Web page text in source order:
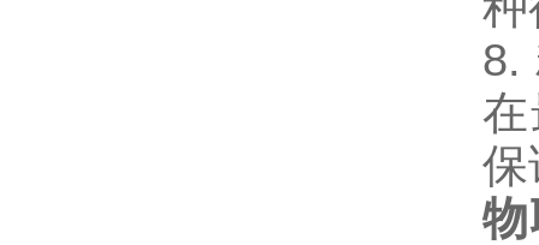
8.
保